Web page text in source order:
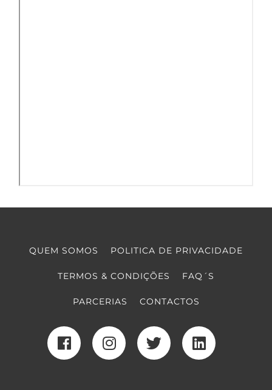
QUEM SOMOS POLITICA DE PRIVACIDADE
TERMOS & CONDIÇÕES FAQ´S
PARCERIAS CONTACTOS